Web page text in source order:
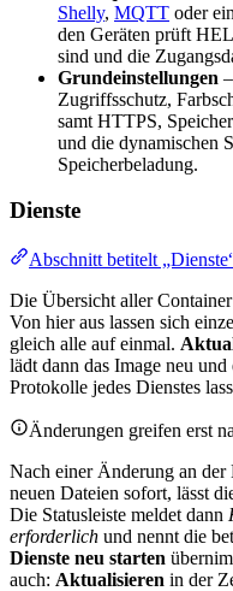
Shelly, MQTT oder
den Geräten prüft
sind und die
Grundeinstellungen
Zugriffsschutz,
samt HTTPS,
und die dynamischen
Speicherbeladung.
Dienste
Abschnitt betitelt
Die Übersicht aller
Von hier aus lassen sich
gleich alle auf einmal.
lädt dann das Image neu
Protokolle jedes Dienstes
Änderungen greifen erst
Nach einer Änderung an
neuen Dateien sofort, lässt
Die Statusleiste meldet dann
erforderlich und nennt die
Dienste neu starten
auch: Aktualisieren in der